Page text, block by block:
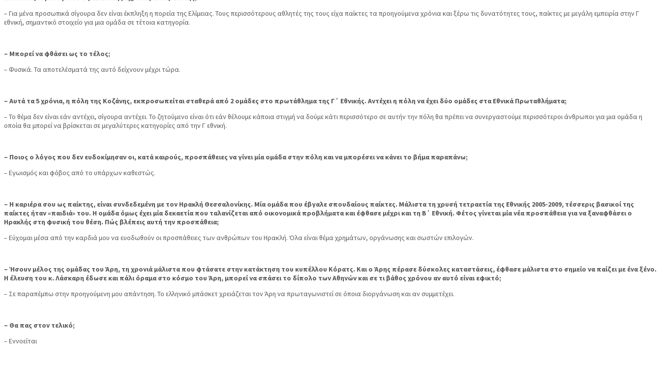
– Για μένα προσωπικά σίγουρα δεν είναι έκπληξη η πορεία της Ελίμειας. Τους περισσότερους αθλητές της τους είχα παίκτες τα προηγούμενα χρόνια και ξέρω τις δυνατότητες τους, παίκτες με μεγάλη εμπειρία στην Γ
εθνική, σημαντικό στοιχείο για μια ομάδα σε τέτοια κατηγορία.
– Μπορεί να φθάσει ως το τέλος;
– Φυσικά. Τα αποτελέσματά της αυτό δείχνουν μέχρι τώρα.
– Αυτά τα 5 χρόνια, η πόλη της Κοζάνης, εκπροσωπείται σταθερά από 2 ομάδες στο πρωτάθλημα της Γ΄ Εθνικής. Αντέχει η πόλη να έχει δύο ομάδες στα Εθνικά Πρωταθλήματα;
– Το θέμα δεν είναι εάν αντέχει, σίγουρα αντέχει. Το ζητούμενο είναι ότι εάν θέλουμε κάποια στιγμή να δούμε κάτι περισσότερο σε αυτήν την πόλη θα πρέπει να συνεργαστούμε περισσότεροι άνθρωποι για μια ομάδα η
οποία θα μπορεί να βρίσκεται σε μεγαλύτερες κατηγορίες από την Γ εθνική.
– Ποιος ο λόγος που δεν ευδοκίμησαν οι, κατά καιρούς, προσπάθειες να γίνει μία ομάδα στην πόλη και να μπορέσει να κάνει το βήμα παραπάνω;
– Εγωισμός και φόβος από το υπάρχων καθεστώς.
– Η καριέρα σου ως παίκτης, είναι συνδεδεμένη με τον Ηρακλή Θεσσαλονίκης. Μία ομάδα που έβγαλε σπουδαίους παίκτες. Μάλιστα τη χρυσή τετραετία της Εθνικής 2005-2009, τέσσερις βασικοί της
παίκτες ήταν «παιδιά» του. Η ομάδα όμως έχει μία δεκαετία που ταλανίζεται από οικονομικά προβλήματα και έφθασε μέχρι και τη Β΄ Εθνική. Φέτος γίνεται μία νέα προσπάθεια για να ξαναφθάσει ο
Ηρακλής στη φυσική του θέση. Πώς βλέπεις αυτή την προσπάθεια;
– Εύχομαι μέσα από την καρδιά μου να ευοδωθούν οι προσπάθειες των ανθρώπων του Ηρακλή. Όλα είναι θέμα χρημάτων, οργάνωσης και σωστών επιλογών.
– Ήσουν μέλος της ομάδας του Άρη, τη χρονιά μάλιστα που φτάσατε στην κατάκτηση του κυπέλλου Κόρατς. Και ο Άρης πέρασε δύσκολες καταστάσεις, έφθασε μάλιστα στο σημείο να παίζει με ένα ξένο.
Η έλευση του κ. Λάσκαρη έδωσε και πάλι όραμα στο κόσμο του Άρη, μπορεί να σπάσει το δίπολο των Αθηνών και σε τι βάθος χρόνου αν αυτό είναι εφικτό;
– Σε παραπέμπω στην προηγούμενη μου απάντηση. Το ελληνικό μπάσκετ χρειάζεται τον Άρη να πρωταγωνιστεί σε όποια διοργάνωση και αν συμμετέχει.
– Θα πας στον τελικό;
– Εννοείται